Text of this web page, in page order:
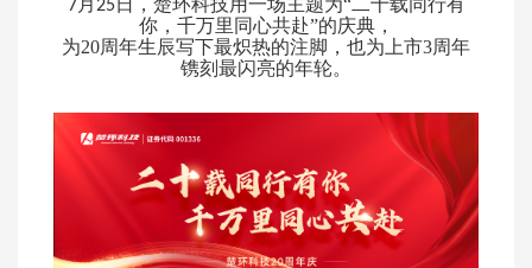
7 25
你，千万里同心共赴”的庆典，
为20周年生辰写下最炽热的注脚，也为上市3周年
镌刻最闪亮的年轮。